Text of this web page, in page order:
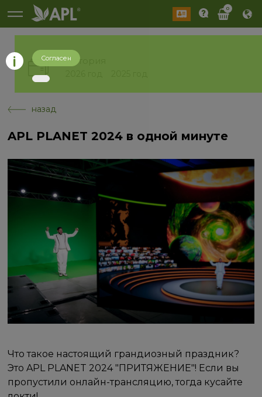
0
История
назад
APL PLANET 2024 в одной минуте
Что такое настоящий грандиозный праздник?
Это APL PLANET 2024 "ПРИТЯЖЕНИЕ"! Если вы
пропустили онлайн-трансляцию, тогда кусайте
Согласен